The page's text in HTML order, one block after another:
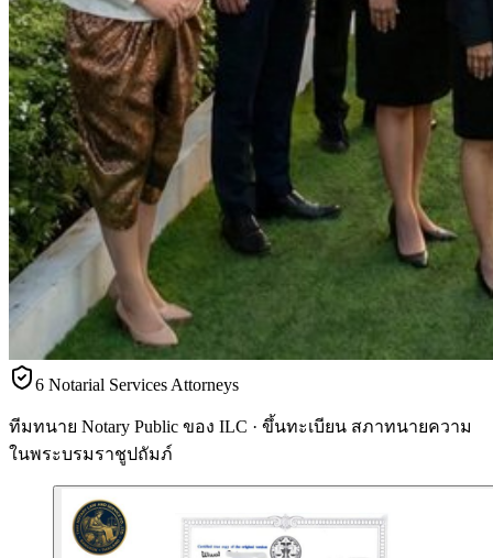
6 Notarial Services Attorneys
ทีมทนาย Notary Public ของ ILC · ขึ้นทะเบียน สภาทนายความ
ในพระบรมราชูปถัมภ์